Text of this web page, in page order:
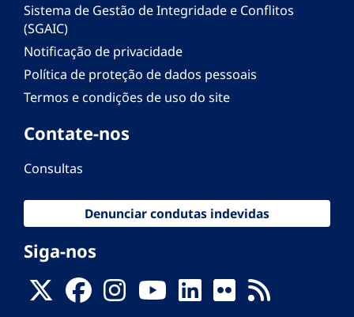
Sistema de Gestão de Integridade e Conflitos
(SGAIC)
Notificação de privacidade
Política de proteção de dados pessoais
Termos e condições de uso do site
Contate-nos
Consultas
Denunciar condutas indevidas
Siga-nos